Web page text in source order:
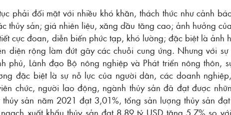
phải đối mặt với nhiều khó khăn, thách thức như cảnh
thủy sản; giá nhiên liệu, xăng dầu tăng cao; ảnh hưởng
cực đoan, diễn biến phức tạp, khó lường; đặc biệt là ảnh
diện rộng làm đứt gãy các chuỗi cung ứng. Nhưng với sự
phủ, Lãnh đạo Bộ nông nghiệp và Phát triển nông thôn,
đặc biệt là sự nỗ lực của người dân, các doanh
chức, người lao động, ngành thủy sản đã đạt được
sản năm 2021 đạt 3,01%, tổng sản lượng thủy sản
xuất khẩu thủy sản đạt 8,89 tỷ USD tăng 5,7% so